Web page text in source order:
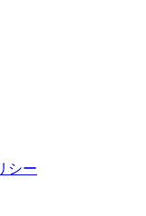
シー